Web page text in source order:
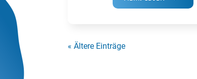
« Ältere Einträge